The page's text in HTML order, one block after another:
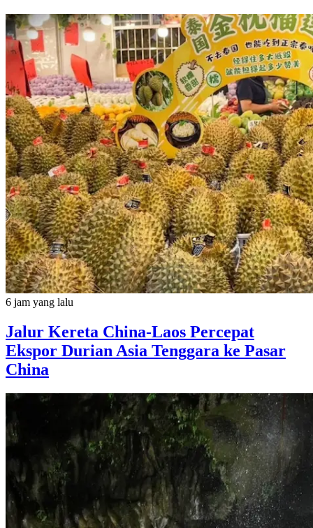
6 jam yang lalu
Jalur Kereta China-Laos Percepat
Ekspor Durian Asia Tenggara ke Pasar
China